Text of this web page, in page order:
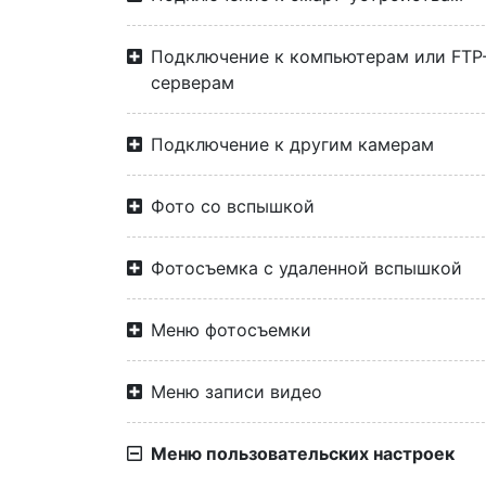
Подключение к компьютерам или
серверам
Подключение к другим камерам
Фото со вспышкой
Фотосъемка с удаленной вспышкой
Меню фотосъемки
Меню записи видео
Меню пользовательских настроек